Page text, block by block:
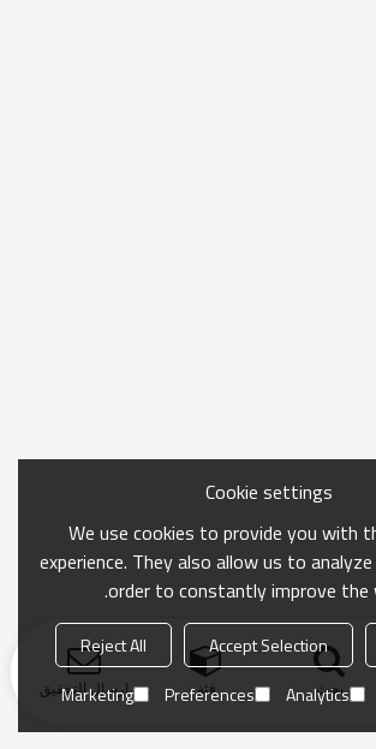
بحث فئة ارسال التحقيق
Cookie settings
We use cookies to provide you with
experience. They also allow us to
order to constantly improve the
Accept Selection
Reject All
Analytics
Preferences
Marketing